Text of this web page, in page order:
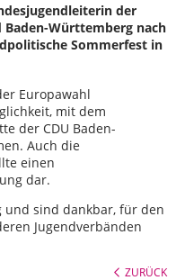
der
Württemberg nach
Sommerfest in
Europawahl
mit dem
der CDU Baden-
Auch die
einen
dar.
sind dankbar, für den
Jugendverbänden
ZURÜCK